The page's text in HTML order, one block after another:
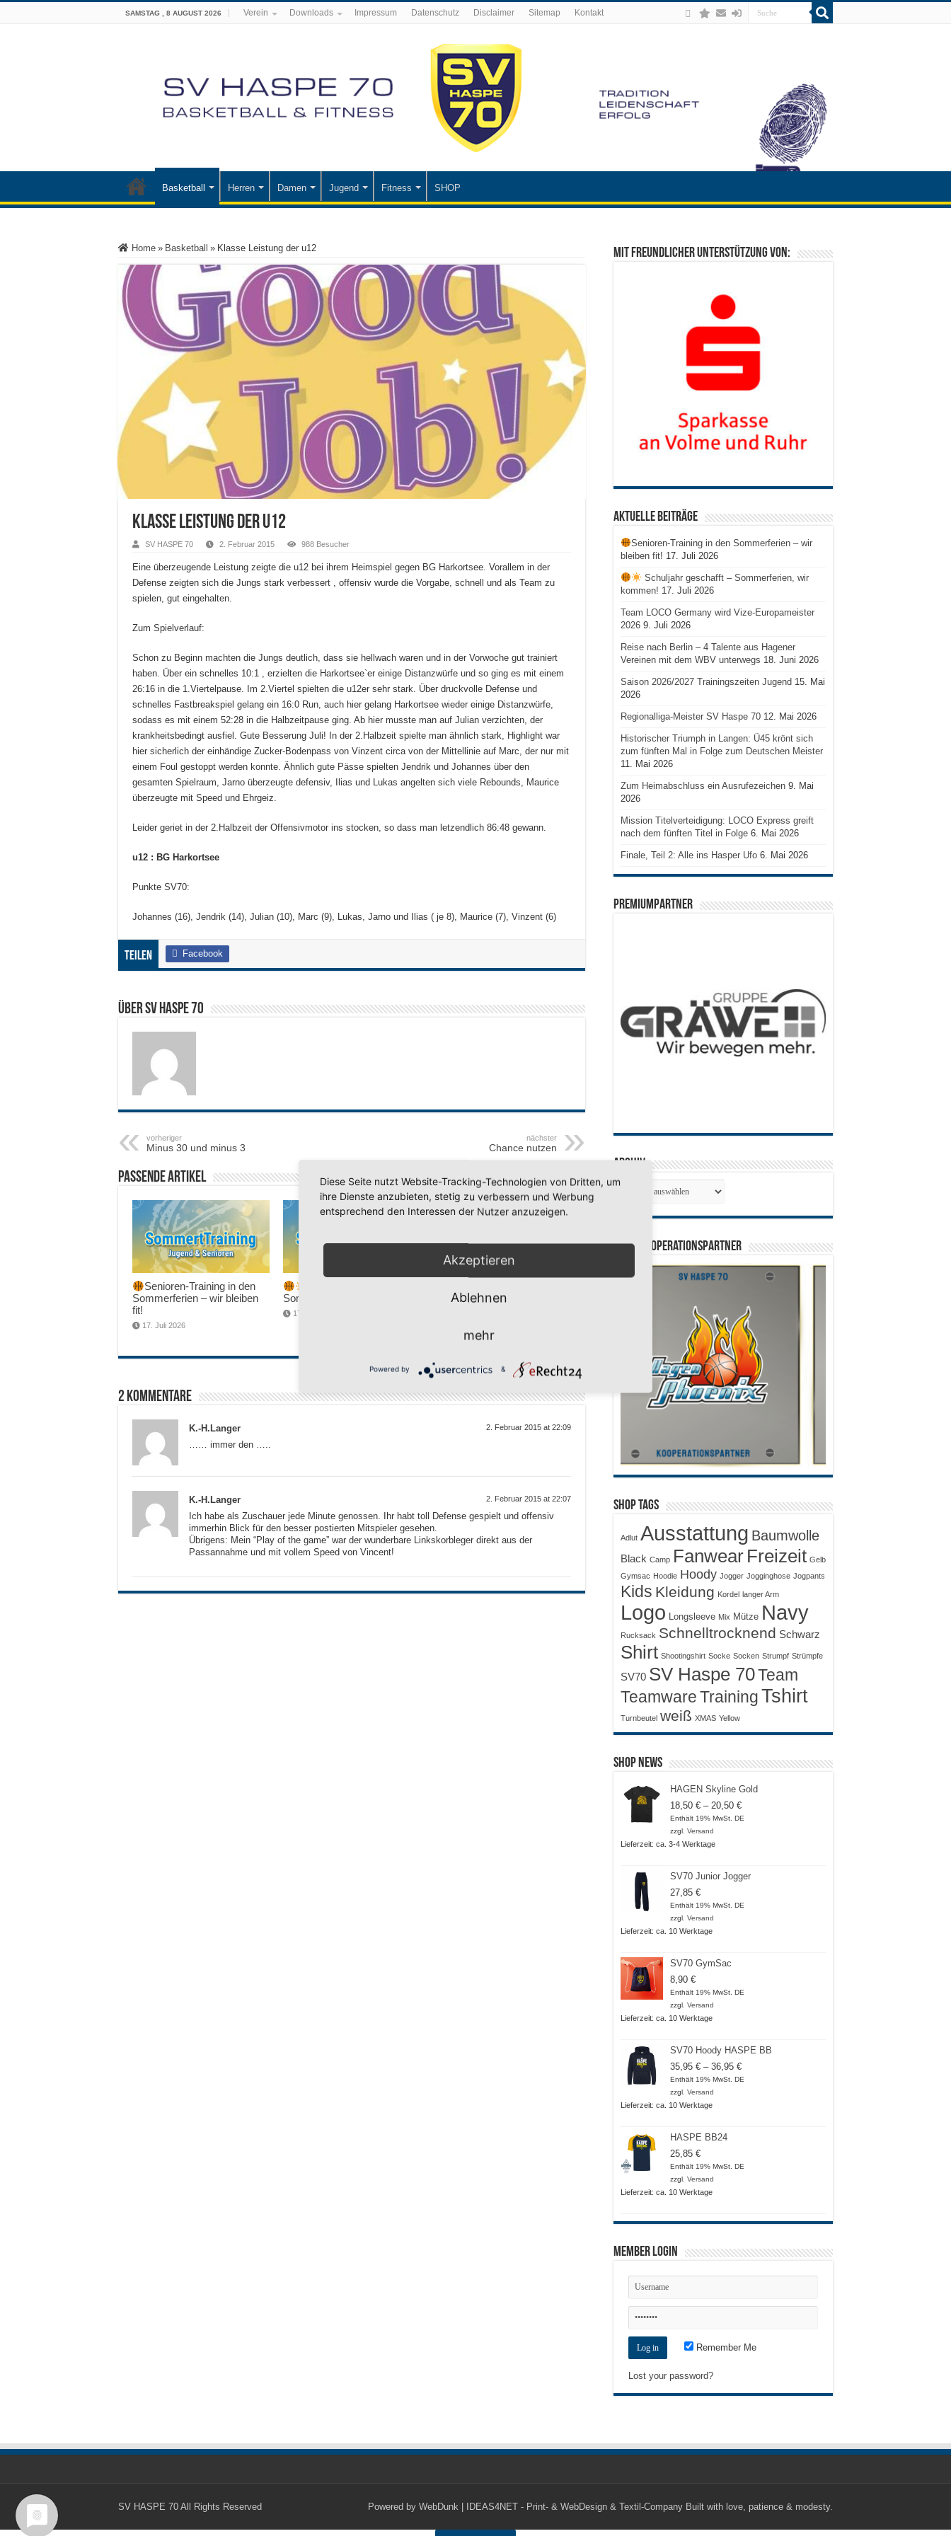
SAMSTAG , 8 AUGUST 2026 Verein Downloads Impressum Datenschutz Disclaimer Sitemap Kontakt
Basketball Herren Damen Jugend Fitness SHOP
Home » Basketball » Klasse Leistung der u12
Klasse Leistung der u12
SV HASPE 70 2. Februar 2015 988 Besucher
Eine überzeugende Leistung zeigte die u12 bei ihrem Heimspiel gegen BG Harkortsee. Vorallem in der
Defense zeigten sich die Jungs stark verbessert , offensiv wurde die Vorgabe, schnell und als Team zu
spielen, gut eingehalten.
Zum Spielverlauf:
Schon zu Beginn machten die Jungs deutlich, dass sie hellwach waren und in der Vorwoche gut trainiert
haben. Über ein schnelles 10:1 , erzielten die Harkortsee`er einige Distanzwürfe und so ging es mit einem
26:16 in die 1.Viertelpause. Im 2.Viertel spielten die u12er sehr stark. Über druckvolle Defense und
schnelles Fastbreakspiel gelang ein 16:0 Run, auch hier gelang Harkortsee wieder einige Distanzwürfe,
sodass es mit einem 52:28 in die Halbzeitpause ging. Ab hier musste man auf Julian verzichten, der
krankheitsbedingt ausfiel. Gute Besserung Juli! In der 2.Halbzeit spielte man ähnlich stark, Highlight war
hier sicherlich der einhändige Zucker-Bodenpass von Vinzent circa von der Mittellinie auf Marc, der nur mit
einem Foul gestoppt werden konnte. Ähnlich gute Pässe spielten Jendrik und Johannes über den
gesamten Spielraum, Jarno überzeugte defensiv, Ilias und Lukas angelten sich viele Rebounds, Maurice
überzeugte mit Speed und Ehrgeiz.
Leider geriet in der 2.Halbzeit der Offensivmotor ins stocken, so dass man letzendlich 86:48 gewann.
u12 : BG Harkortsee
Punkte SV70:
Johannes (16), Jendrik (14), Julian (10), Marc (9), Lukas, Jarno und Ilias ( je 8), Maurice (7), Vinzent (6)
Teilen Facebook
Über SV HASPE 70
vorheriger
Minus 30 und minus 3
nächster
Chance nutzen
Passende Artikel
Senioren-Training in den
Sommerferien – wir bleiben
fit!
17. Juli 2026
Sommerferien, wir kommen!
17. Juli 2026
2 Kommentare
K.-H.Langer 2. Februar 2015 at 22:09
…… immer den …..
K.-H.Langer 2. Februar 2015 at 22:07
Ich habe als Zuschauer jede Minute genossen. Ihr habt toll Defense gespielt und offensiv
immerhin Blick für den besser postierten Mitspieler gesehen.
Übrigens: Mein “Play of the game” war der wunderbare Linkskorbleger direkt aus der
Passannahme und mit vollem Speed von Vincent!
Mit freundlicher Unterstützung von:
Aktuelle Beiträge
Senioren-Training in den Sommerferien – wir
bleiben fit! 17. Juli 2026
Schuljahr geschafft – Sommerferien, wir
kommen! 17. Juli 2026
Team LOCO Germany wird Vize-Europameister
2026 9. Juli 2026
Reise nach Berlin – 4 Talente aus Hagener
Vereinen mit dem WBV unterwegs 18. Juni 2026
Saison 2026/2027 Trainingszeiten Jugend 15. Mai
2026
Regionalliga-Meister SV Haspe 70 12. Mai 2026
Historischer Triumph in Langen: Ü45 krönt sich
zum fünften Mal in Folge zum Deutschen Meister
11. Mai 2026
Zum Heimabschluss ein Ausrufezeichen 9. Mai
2026
Mission Titelverteidigung: LOCO Express greift
nach dem fünften Titel in Folge 6. Mai 2026
Finale, Teil 2: Alle ins Hasper Ufo 6. Mai 2026
PREMIUMPARTNER
Archiv
SV 70 Kooperationspartner
Shop Tags
Adlut Ausstattung Baumwolle
Black Camp Fanwear Freizeit Gelb
Gymsac Hoodie Hoody Jogger Jogginghose Jogpants
Kids Kleidung Kordel langer Arm
Logo Longsleeve Mix Mütze Navy
Rucksack Schnelltrocknend Schwarz
Shirt Shootingshirt Socke Socken Strumpf Strümpfe
SV70 SV Haspe 70Team
Teamware TrainingTshirt
Turnbeutel weiß XMAS Yellow
Shop News
HAGEN Skyline Gold
18,50 € – 20,50 €Preisspanne:
18,50 €
Enthält 19% MwSt. DE
zzgl. Versand
Lieferzeit: ca. 3-4 Werktage
SV70 Junior Jogger
27,85 €
Enthält 19% MwSt. DE
zzgl. Versand
Lieferzeit: ca. 10 Werktage
SV70 GymSac
8,90 €
Enthält 19% MwSt. DE
zzgl. Versand
Lieferzeit: ca. 10 Werktage
SV70 Hoody HASPE BB
35,95 € – 36,95 €Preisspanne:
35,95 €
Enthält 19% MwSt. DE
zzgl. Versand
Lieferzeit: ca. 10 Werktage
HASPE BB24
25,85 €
Enthält 19% MwSt. DE
zzgl. Versand
Lieferzeit: ca. 10 Werktage
Member Login
Remember Me
Lost your password?
Powered by WebDunk | IDEAS4NET - Print- & WebDesign & Textil-Company Built with love, patience & modesty.
SV HASPE 70 All Rights Reserved
Diese Seite nutzt Website-Tracking-Technologien von Dritten, um
ihre Dienste anzubieten, stetig zu verbessern und Werbung
entsprechend den Interessen der Nutzer anzuzeigen.
Akzeptieren
Ablehnen
mehr
Powered by &